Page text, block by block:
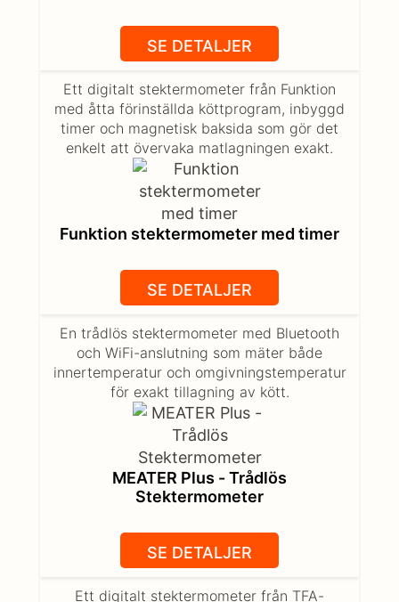
SE DETALJER
Funktion stektermometer med timer
Ett digitalt stektermometer från Funktion
med åtta förinställda köttprogram, inbyggd
timer och magnetisk baksida som gör det
enkelt att övervaka matlagningen exakt.
SE DETALJER
MEATER Plus - Trådlös
Stektermometer
En trådlös stektermometer med Bluetooth
och WiFi-anslutning som mäter både
innertemperatur och omgivningstemperatur
för exakt tillagning av kött.
SE DETALJER
Ett digitalt stektermometer från TFA-